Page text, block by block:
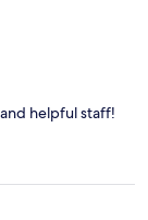
helpful staff!